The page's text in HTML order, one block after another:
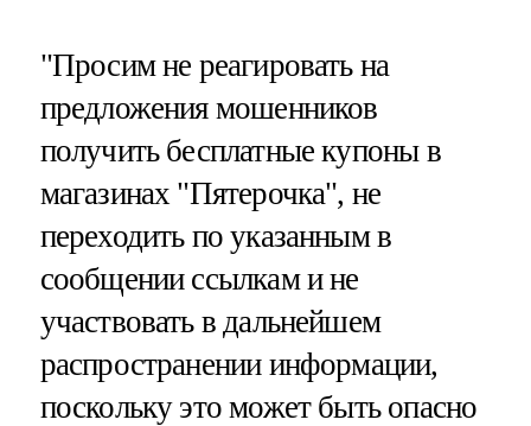
"Просим не реагировать на
предложения мошенников
получить бесплатные купоны в
магазинах "Пятерочка", не
переходить по указанным в
сообщении ссылкам и не
участвовать в дальнейшем
распространении информации,
поскольку это может быть опасно